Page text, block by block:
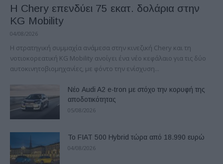
Η Chery επενδύει 75 εκατ. δολάρια στην
KG Mobility
04/08/2026
H στρατηγική συμμαχία ανάμεσα στην κινεζική Chery και τη
νοτιοκορεατική KG Mobility ανοίγει ένα νέο κεφάλαιο για τις δύο
αυτοκινητοβιομηχανίες, με φόντο την ενίσχυση...
Νέο Audi A2 e-tron με στόχο την κορυφή της
αποδοτικότητας
05/08/2026
Το FIAT 500 Hybrid τώρα από 18.990 ευρώ
04/08/2026